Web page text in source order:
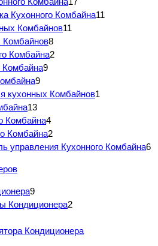
Кухонного Комбайна11
Комбайнов11
Комбайнов8
Комбайна2
Комбайна9
9
кухонных Комбайнов1
13
Комбайна4
Комбайна2
управления Кухонного Комбайна6
9
Кондиционера2
Кондиционера